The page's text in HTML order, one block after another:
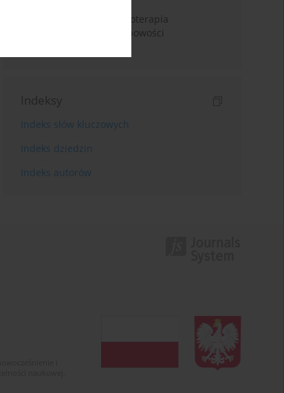
Praca pod presją. Psychoterapia
psychodynamiczna osobowości
Indeksy
Indeks słów kluczowych
Indeks dziedzin
Indeks autorów